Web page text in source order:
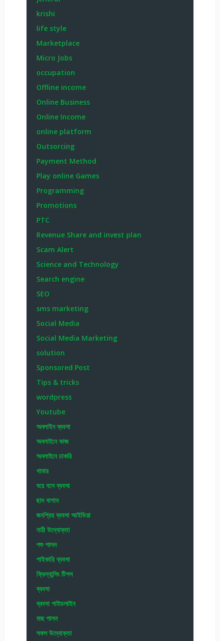
krishi
life style
Marketplace
Micro Jobs
occupation
Offline income
Online Business
Online Income
online platform
Outsorcing
Payment Method
Play online Games
Programming
Promotions
PTC
Revenue Share and invest plan
Scam Alert
Science and Technology
Search engine
SEO
sms marketing
Social Media
Social Media Marketing
solution
Sponsored Post
Tips & tricks
wordpress
Youtube
অনলাইন ব্যবসা
অনলাইনে কাজ
অনলাইনে চাকরি
খামার
ঘরে বসে ব্যবসা
ছাদ বাগান
জনপ্রিয় ব্যবসা আইডিয়া
নারী উদ্যোক্তা
পশু পালন
পাইকারি ব্যবসা
ফ্রিল্যান্সিং টিপস
ব্যবসা
ব্যবসা গাইডলাইন
মাছ পালন
সফল উদ্যোক্তা